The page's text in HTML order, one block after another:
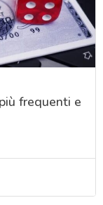
frequenti e